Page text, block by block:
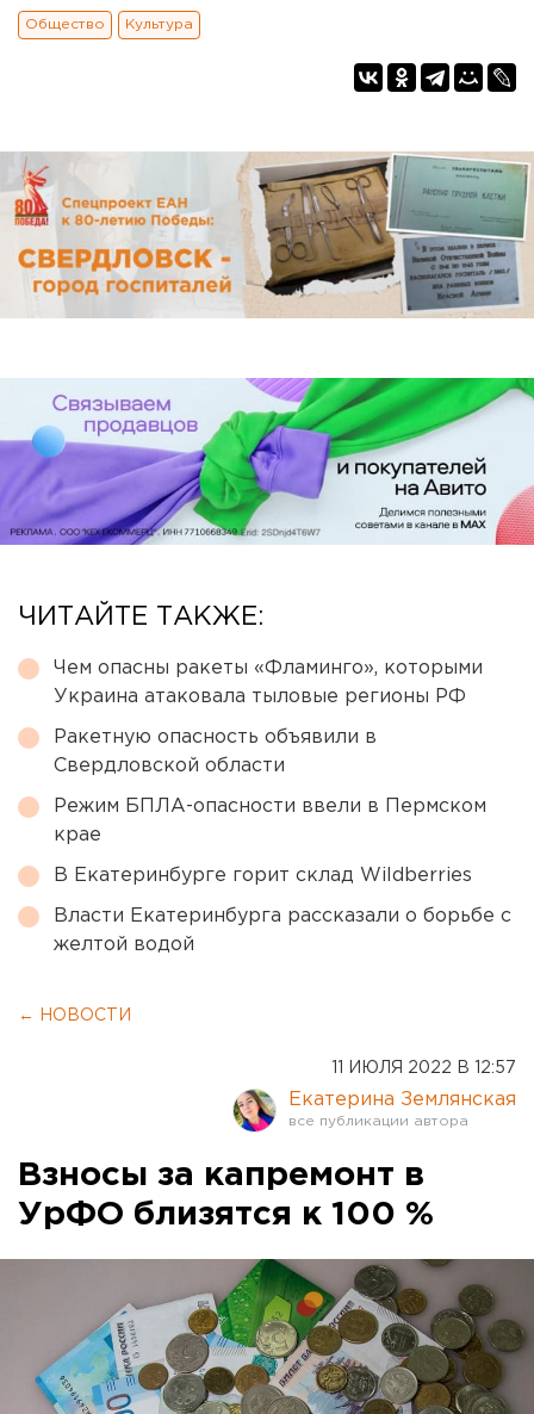
Общество Культура
ЧИТАЙТЕ ТАКЖЕ:
Чем опасны ракеты «Фламинго», которыми
Украина атаковала тыловые регионы РФ
Ракетную опасность объявили в
Свердловской области
Режим БПЛА-опасности ввели в Пермском
крае
В Екатеринбурге горит склад Wildberries
Власти Екатеринбурга рассказали о борьбе с
желтой водой
← НОВОСТИ
11 ИЮЛЯ 2022 В 12:57
Екатерина Землянская
Взносы за капремонт в
УрФО близятся к 100 %